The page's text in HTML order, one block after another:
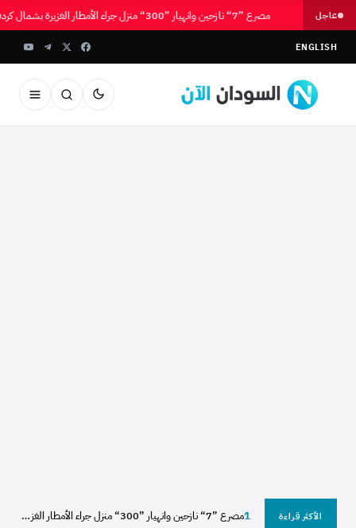
عاجل مصرع ”7“ نازحين وانهيار ”300“ منزل جراء الأمطار الغزيرة بشمال كردفان
ENGLISH
الأكثر قراءة 1 مصرع ”7“ نازحين وانهيار ”300“ منزل جراء الأمطار الغزيرة...